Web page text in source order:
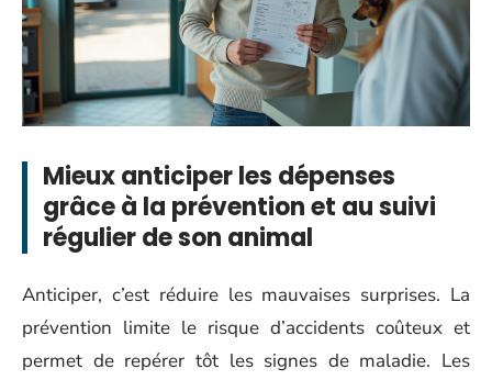
Mieux anticiper les dépenses
grâce à la prévention et au suivi
régulier de son animal
Anticiper, c’est réduire les mauvaises surprises. La
prévention limite le risque d’accidents coûteux et
permet de repérer tôt les signes de maladie. Les